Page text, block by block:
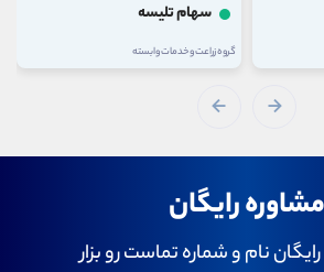
سهام تلیسه
گروه زراعت و خدمات وابسته
مشاوره رایگان
نام و شماره تماست رو بزار